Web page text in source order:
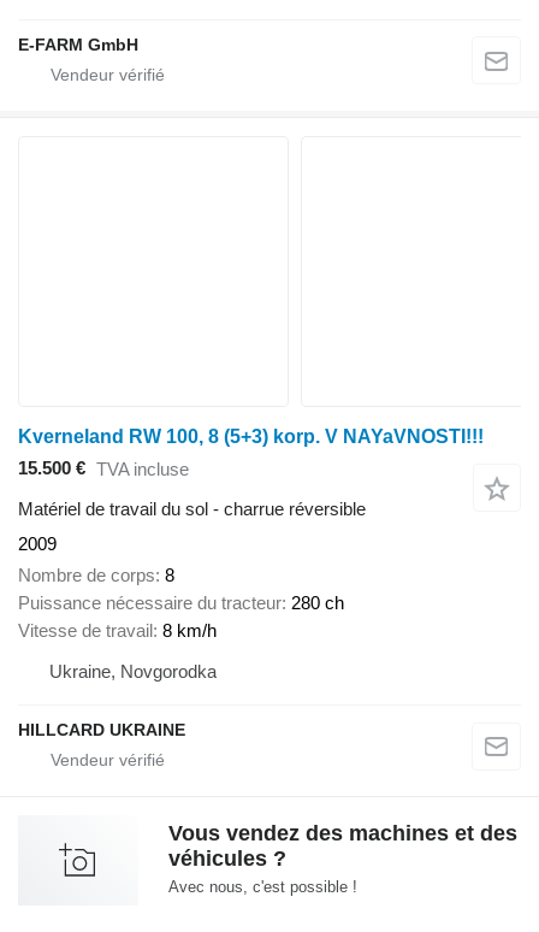
E-FARM GmbH
Kverneland RW 100, 8 (5+3) korp. V NAYaVNOSTI!!!
15.500 € TVA incluse
Matériel de travail du sol - charrue réversible
2009
Nombre de corps 8
Puissance nécessaire du tracteur 280 ch
Vitesse de travail 8 km/h
Ukraine, Novgorodka
HILLCARD UKRAINE
Vous vendez des machines et des
véhicules ?
Avec nous, c'est possible !